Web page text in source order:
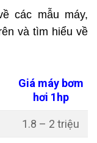
các mẫu máy,
và tìm hiểu về
Giá máy bơm
hơi 1hp
1.8 – 2 triệu